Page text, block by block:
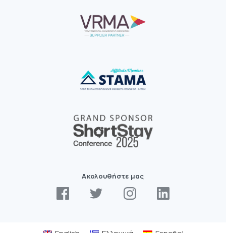
Ακολουθήστε μας